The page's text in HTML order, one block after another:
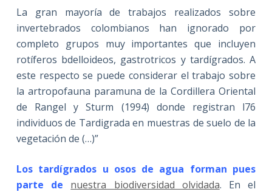
La gran mayoría de trabajos realizados sobre
invertebrados colombianos han ignorado por
completo grupos muy importantes que incluyen
rotíferos bdelloideos, gastrotricos y tardígrados. A
este respecto se puede considerar el trabajo sobre
la artropofauna paramuna de la Cordillera Oriental
de Rangel y Sturm (1994) donde registran l76
individuos de Tardigrada en muestras de suelo de la
vegetación de (…)”
Los tardígrados u osos de agua forman pues
parte de nuestra biodiversidad olvidada. En el